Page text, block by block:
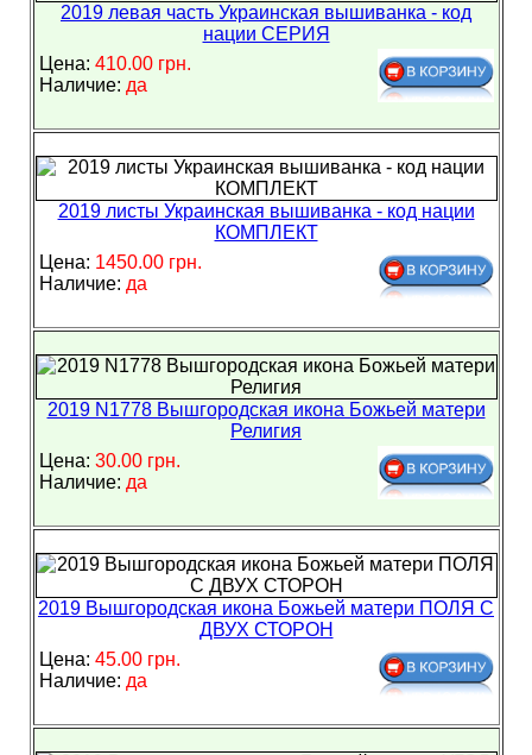
2019 левая часть Украинская вышиванка - код
нации СЕРИЯ
Цена: 410.00 грн.
Наличие: да
2019 листы Украинская вышиванка - код нации
КОМПЛЕКТ
Цена: 1450.00 грн.
Наличие: да
2019 N1778 Вышгородская икона Божьей матери
Религия
Цена: 30.00 грн.
Наличие: да
2019 Вышгородская икона Божьей матери ПОЛЯ С
ДВУХ СТОРОН
Цена: 45.00 грн.
Наличие: да